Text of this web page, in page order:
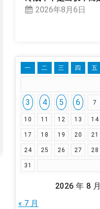
2026年8月6日
2026 年 8 月
一 二 三 四 五
3
4 5 6 7
10 11 12 13 14
17 18 19 20 21
24 25 26 27 28
31
« 7 月